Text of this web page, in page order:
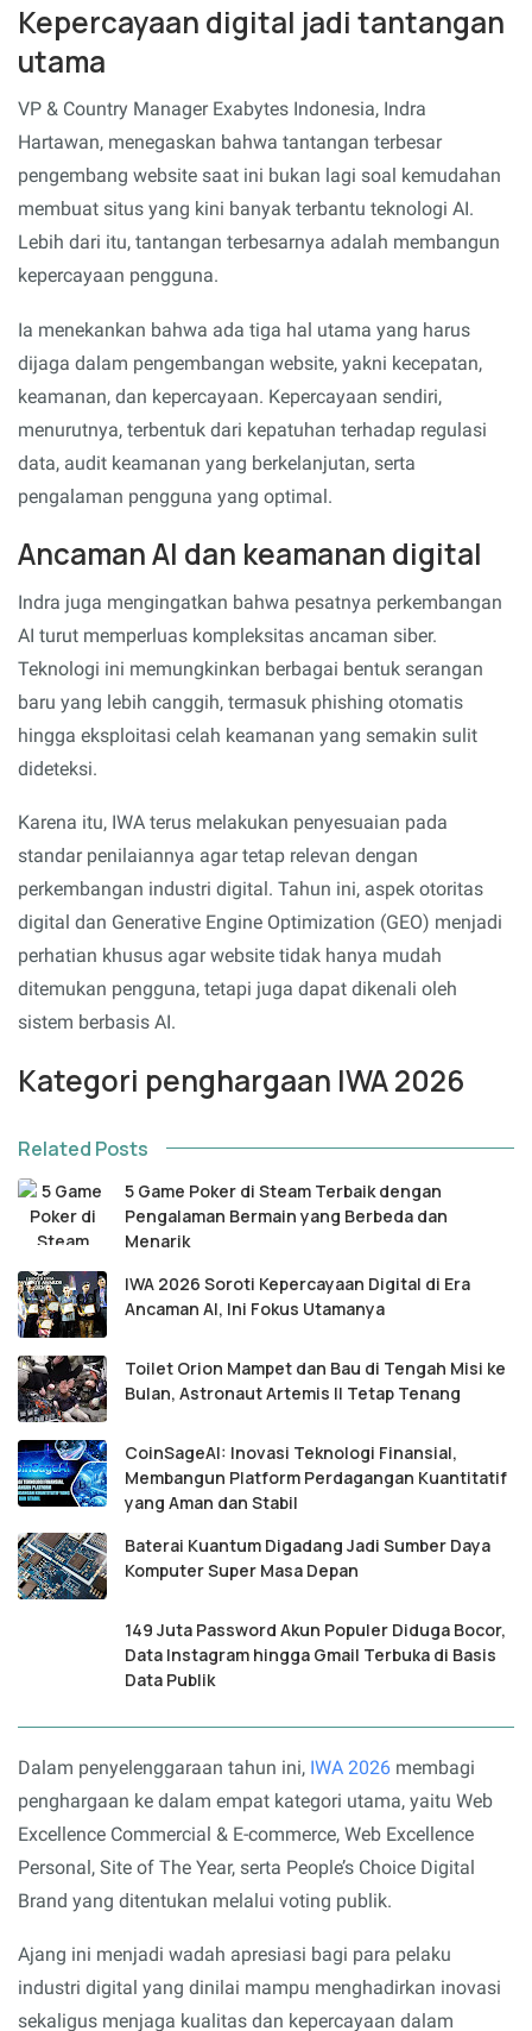
Kepercayaan digital jadi tantangan
utama
VP & Country Manager Exabytes Indonesia, Indra
Hartawan, menegaskan bahwa tantangan terbesar
pengembang website saat ini bukan lagi soal kemudahan
membuat situs yang kini banyak terbantu teknologi AI.
Lebih dari itu, tantangan terbesarnya adalah membangun
kepercayaan pengguna.
Ia menekankan bahwa ada tiga hal utama yang harus
dijaga dalam pengembangan website, yakni kecepatan,
keamanan, dan kepercayaan. Kepercayaan sendiri,
menurutnya, terbentuk dari kepatuhan terhadap regulasi
data, audit keamanan yang berkelanjutan, serta
pengalaman pengguna yang optimal.
Ancaman AI dan keamanan digital
Indra juga mengingatkan bahwa pesatnya perkembangan
AI turut memperluas kompleksitas ancaman siber.
Teknologi ini memungkinkan berbagai bentuk serangan
baru yang lebih canggih, termasuk phishing otomatis
hingga eksploitasi celah keamanan yang semakin sulit
dideteksi.
Karena itu, IWA terus melakukan penyesuaian pada
standar penilaiannya agar tetap relevan dengan
perkembangan industri digital. Tahun ini, aspek otoritas
digital dan Generative Engine Optimization (GEO) menjadi
perhatian khusus agar website tidak hanya mudah
ditemukan pengguna, tetapi juga dapat dikenali oleh
sistem berbasis AI.
Kategori penghargaan IWA 2026
Related Posts
5 Game Poker di Steam Terbaik dengan
Pengalaman Bermain yang Berbeda dan
Menarik
IWA 2026 Soroti Kepercayaan Digital di Era
Ancaman AI, Ini Fokus Utamanya
Toilet Orion Mampet dan Bau di Tengah Misi ke
Bulan, Astronaut Artemis II Tetap Tenang
CoinSageAI: Inovasi Teknologi Finansial,
Membangun Platform Perdagangan Kuantitatif
yang Aman dan Stabil
Baterai Kuantum Digadang Jadi Sumber Daya
Komputer Super Masa Depan
149 Juta Password Akun Populer Diduga Bocor,
Data Instagram hingga Gmail Terbuka di Basis
Data Publik
Dalam penyelenggaraan tahun ini, IWA 2026 membagi
penghargaan ke dalam empat kategori utama, yaitu Web
Excellence Commercial & E-commerce, Web Excellence
Personal, Site of The Year, serta People’s Choice Digital
Brand yang ditentukan melalui voting publik.
Ajang ini menjadi wadah apresiasi bagi para pelaku
industri digital yang dinilai mampu menghadirkan inovasi
sekaligus menjaga kualitas dan kepercayaan dalam